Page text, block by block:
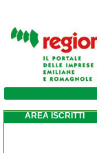
AREA ISCRITTI